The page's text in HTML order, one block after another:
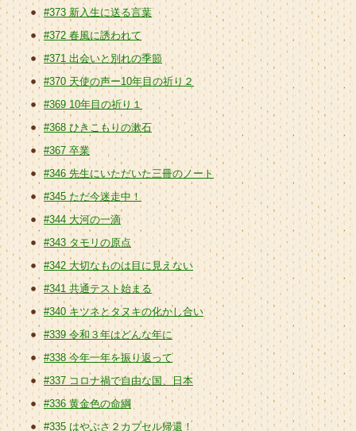
#373 新入生に送る言葉
#372 春風に誘われて
#371 出会いと別れの季節
#370 天使の声ー10年目の祈り２
#369 10年目の祈り１
#368 ひきこもりの漱石
#367 卒業
#346 先生にいただいた三冊のノート
#345 ただ今迷走中！
#344 大河の一滴
#343 タモリの原点
#342 大切なものは目に見えない
#341 共通テスト始まる
#340 キツネとタヌキの化かし合い
#339 令和３年はどんな年に
#338 今年一年を振り返って
#337 コロナ禍で自由な国、日本
#336 黄金色の命綱
#335 はやぶさ２カプセル帰還！